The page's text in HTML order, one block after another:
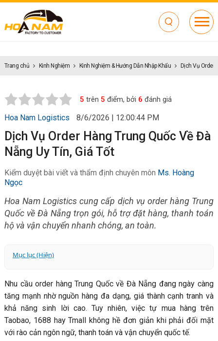
Trang chủ Kinh Nghiệm Kinh Nghiệm & Hướng Dẫn Nhập Khẩu Dịch Vụ Order
5 trên 5 điểm, bởi 6 đánh giá
Hoa Nam Logistics 8/6/2026 | 12:00:44 PM
Dịch Vụ Order Hàng Trung Quốc Về Đà
Nẵng Uy Tín, Giá Tốt
Kiểm duyệt bài viết và thẩm định chuyên môn Ms. Hoàng
Ngọc
Hoa Nam Logistics cung cấp dịch vụ order hàng Trung
Quốc về Đà Nẵng trọn gói, hỗ trợ đặt hàng, thanh toán
hộ và vận chuyển nhanh chóng, an toàn.
Mục lục (Hiện)
Trung Quốc?
Dịch vụ order hàng Trung Quốc về Đà Nẵng là gì?
Những khó khăn khi tự order hàng Trung Quốc tại Đà
Nẵng
Các mặt hàng được khách hàng Đà Nẵng order nhiều
Nhu cầu order hàng Trung Quốc về Đà Nẵng đang ngày càng
tăng mạnh nhờ nguồn hàng đa dạng, giá thành cạnh tranh và
khả năng sinh lời cao. Tuy nhiên, việc tự mua hàng trên
Taobao, 1688 hay Tmall không hề đơn giản khi phải đối mặt
với rào cản ngôn ngữ, thanh toán và vận chuyển quốc tế.